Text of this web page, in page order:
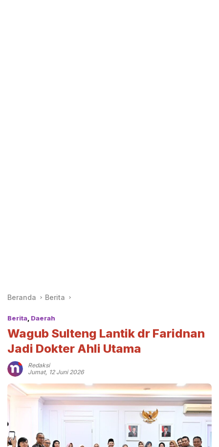
Beranda Berita
Berita Daerah
Wagub Sulteng Lantik dr Faridnan
Jadi Dokter Ahli Utama
Redaksi
Jumat, 12 Juni 2026